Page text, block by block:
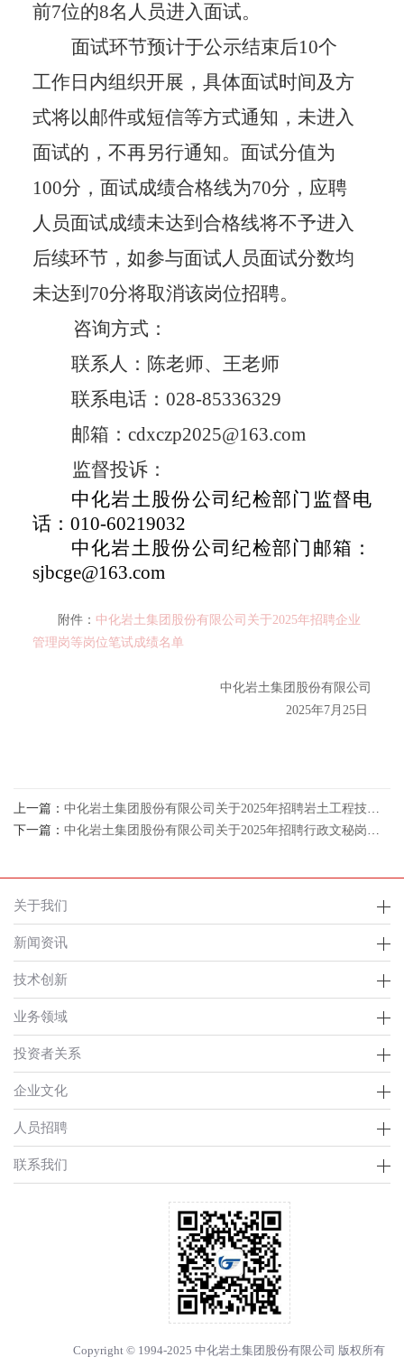
前7位的8名人员进入面试。
面试环节预计于公示结束后10个
工作日内组织开展，具体面试时间及方
式将以邮件或短信等方式通知，未进入
面试的，不再另行通知。面试分值为
100分，面试成绩合格线为70分，应聘
人员面试成绩未达到合格线将不予进入
后续环节，如参与面试人员面试分数均
未达到 70分将取消该岗位招聘。
咨询方式：
联系人：陈老师、王老师
联系电话： 028-85336329
邮箱： cdxczp2025@163.com
监督投诉：
中化岩土股份公司纪检部门监督电
话： 010-60219032
中化岩土股份公司纪检部门邮箱：
sjbcge@163.com
附件： 中化岩土集团股份有限公司关于2025年招聘企业
管理岗等岗位笔试成绩名单
中化岩土集团股份有限公司
2025年7月25日
上一篇： 中化岩土集团股份有限公司关于2025年招聘岩土工程技术管理岗面试
下一篇： 中化岩土集团股份有限公司关于2025年招聘行政文秘岗等岗位笔试成绩公示
关于我们
新闻资讯
技术创新
业务领域
投资者关系
企业文化
人员招聘
联系我们
Copyright © 1994-2025 中化岩土集团股份有限公司 版权所有